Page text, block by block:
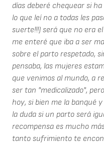
días deberé chequear si
lo que leí no a todas les
suerte!!!) será que no era
me enteré que iba a ser
sobre el parto respetado,
pensaba, las mujeres
que venimos al mundo, a
ser tan "medicalizado",
hoy, si bien me la banqué
la duda si un parto será
recompensa es mucho
tanto sufrimiento te